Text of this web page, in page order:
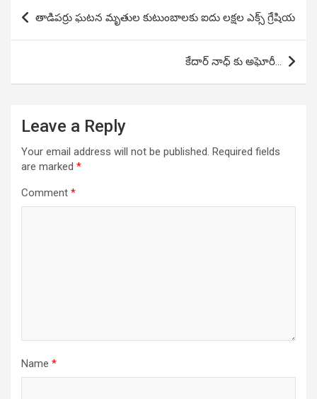
Post
navigation
తాడిపర్రు ఘటన మృతుల కుటుంబాలకు ఐదు లక్షల ఎక్స్ గ్రేషియ
కేదార్ నాధ్ కు అఘోరీ…
Leave a Reply
Your email address will not be published. Required fields
are marked *
Comment *
Name *